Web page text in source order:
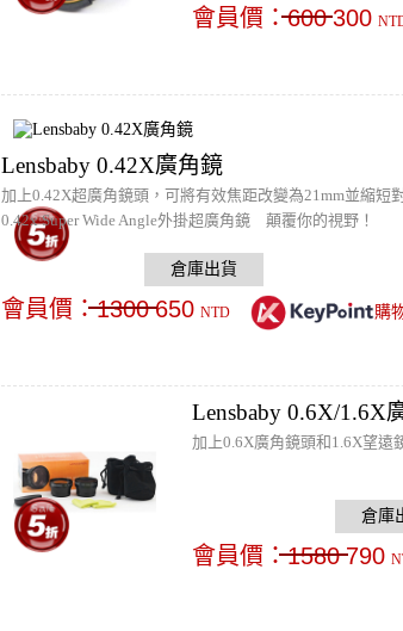
會員價：600 300
Lensbaby 0.42X廣角鏡
加上0.42X超廣角鏡頭，可將有效焦距改變為21mm並縮短
0.42x Super Wide Angle外掛超廣角鏡 顛覆你的視野！
會員價：1300 650 NTD 購
Lensbaby 0.6X/1.6X
加上0.6X廣角鏡頭和1.6X望遠
會員價：1580 790